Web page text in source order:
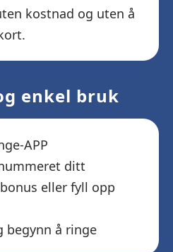
kostnad og uten å
enkel bruk
APP
ditt
eller fyll opp
begynn å ringe